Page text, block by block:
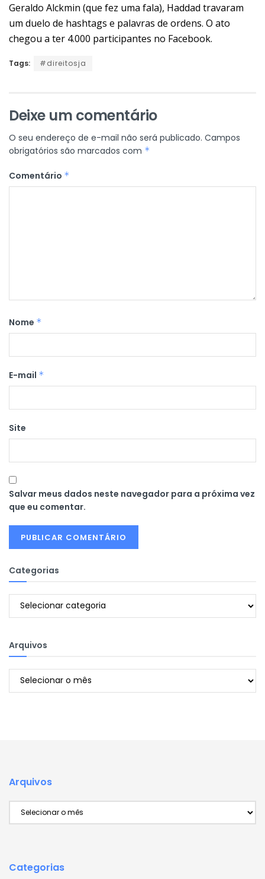
Geraldo Alckmin (que fez uma fala), Haddad travaram
um duelo de hashtags e palavras de ordens. O ato
chegou a ter 4.000 participantes no Facebook.
Tags: #direitosja
Deixe um comentário
O seu endereço de e-mail não será publicado. Campos
obrigatórios são marcados com *
Comentário *
Nome *
E-mail *
Site
Salvar meus dados neste navegador para a próxima vez
que eu comentar.
Categorias
Categorias
Arquivos
Arquivos
Arquivos
Categorias